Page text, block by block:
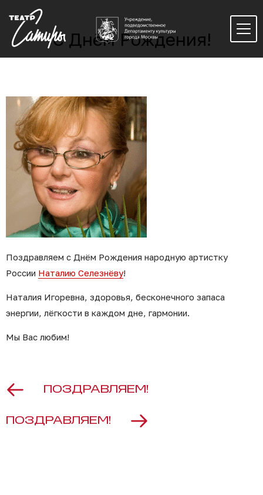
С Днём Рождения!
Поздравляем с Днём Рождения народную артистку
России Наталию Селезнёву!
Наталия Игоревна, здоровья, бесконечного запаса
энергии, лёгкости в каждом дне, гармонии.
Мы Вас любим!
ПОЗДРАВЛЯЕМ!
ПОЗДРАВЛЯЕМ!